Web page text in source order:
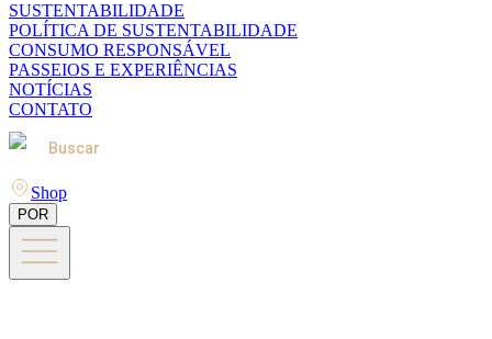
SUSTENTABILIDADE
POLÍTICA DE SUSTENTABILIDADE
CONSUMO RESPONSÁVEL
PASSEIOS E EXPERIÊNCIAS
NOTÍCIAS
CONTATO
Buscar
Shop
POR